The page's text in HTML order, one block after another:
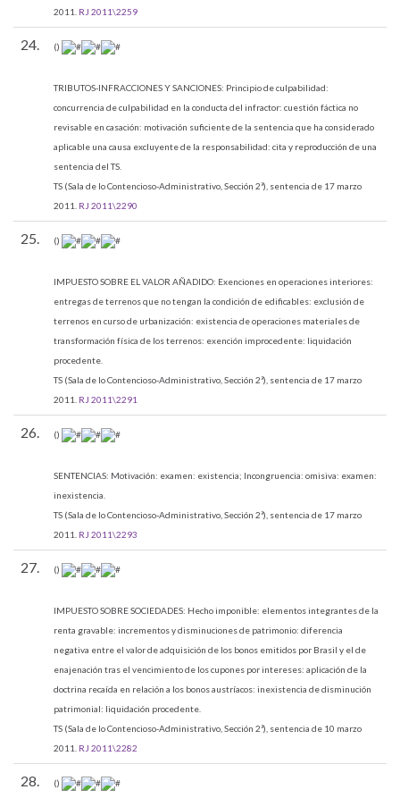
2011. RJ 2011\2259
24. ()
TRIBUTOS-INFRACCIONES Y SANCIONES: Principio de culpabilidad:
concurrencia de culpabilidad en la conducta del infractor: cuestión fáctica no
revisable en casación: motivación suficiente de la sentencia que ha considerado
aplicable una causa excluyente de la responsabilidad: cita y reproducción de una
sentencia del TS.
TS (Sala de lo Contencioso-Administrativo, Sección 2ª), sentencia de 17 marzo
2011. RJ 2011\2290
25. ()
IMPUESTO SOBRE EL VALOR AÑADIDO: Exenciones en operaciones interiores:
entregas de terrenos que no tengan la condición de edificables: exclusión de
terrenos en curso de urbanización: existencia de operaciones materiales de
transformación física de los terrenos: exención improcedente: liquidación
procedente.
TS (Sala de lo Contencioso-Administrativo, Sección 2ª), sentencia de 17 marzo
2011. RJ 2011\2291
26. ()
SENTENCIAS: Motivación: examen: existencia; Incongruencia: omisiva: examen:
inexistencia.
TS (Sala de lo Contencioso-Administrativo, Sección 2ª), sentencia de 17 marzo
2011. RJ 2011\2293
27. ()
IMPUESTO SOBRE SOCIEDADES: Hecho imponible: elementos integrantes de la
renta gravable: incrementos y disminuciones de patrimonio: diferencia
negativa entre el valor de adquisición de los bonos emitidos por Brasil y el de
enajenación tras el vencimiento de los cupones por intereses: aplicación de la
doctrina recaída en relación a los bonos austríacos: inexistencia de disminución
patrimonial: liquidación procedente.
TS (Sala de lo Contencioso-Administrativo, Sección 2ª), sentencia de 10 marzo
2011. RJ 2011\2282
28. ()